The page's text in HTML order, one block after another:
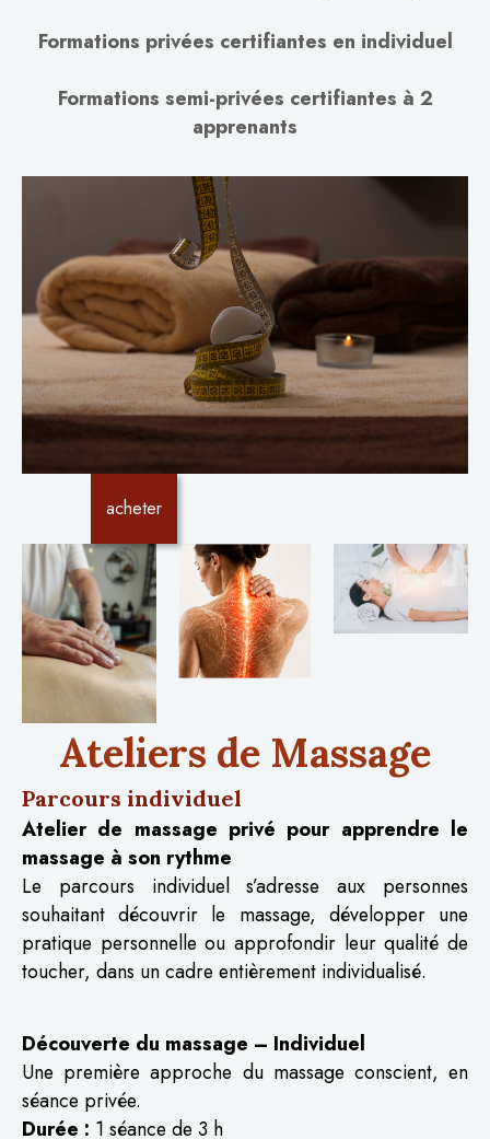
Formations privées certifiantes en individuel
Formations semi-privées certifiantes à 2
apprenants
acheter
Ateliers de Massage
Parcours individuel
Atelier de massage privé pour apprendre le
massage à son rythme
Le parcours individuel s’adresse aux personnes
souhaitant découvrir le massage, développer une
pratique personnelle ou approfondir leur qualité de
toucher, dans un cadre entièrement individualisé.
Découverte du massage – Individuel
Une première approche du massage conscient, en
séance privée.
Durée : 1 séance de 3 h